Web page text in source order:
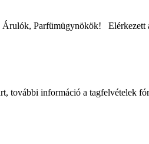
Árulók, Parfümügynökök! Elérkezett
további információ a tagfelvételek